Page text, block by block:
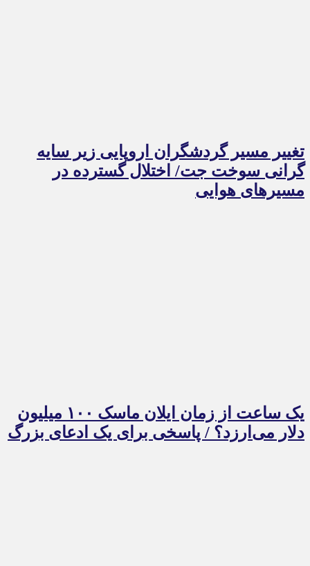
تغییر مسیر گردشگران اروپایی زیر سایه
گرانی سوخت جت/ اختلال گسترده در
مسیرهای هوایی
یک ساعت از زمان ایلان ماسک ۱۰۰ میلیون
دلار می‌ارزد؟ / پاسخی برای یک ادعای بزرگ